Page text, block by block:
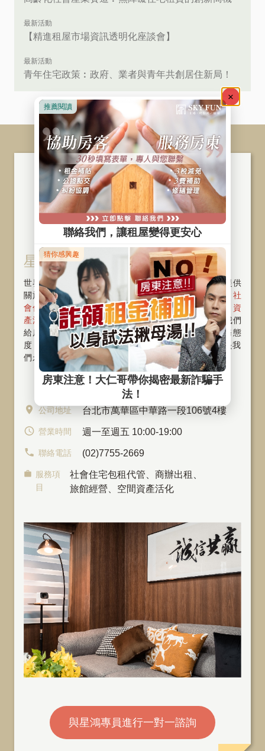
最新活動
【精進租屋市場資訊透明化座談會】
最新活動
青年住宅政策︰政府、業者與青年共創居住新局！
星鴻 ‧ 星華股份有限公司
世界再大也要回家，SKY FUN為您打造幸福家！我們提供
關於房屋物件〝租、管、售〞一條龍的整合服務，從
社
會住宅 、 包租代管 、 代租代管 、 物業管理 、
資
產活化 、 旅館經營 與 商辦出租 。好的服務，是我們
給房東及房客最重要的承諾 ! 將以專業、親切的服務態
度，提供您高品質的服務。〝堅持誠信，專注本業〞是我
們永續經營的指標～歡迎隨時
與我們聯繫
公司地址 台北市萬華區中華路一段106號4樓
營業時間 週一至週五 10:00-19:00
聯絡電話 (02)7755-2669
服務項
目
社會住宅包租代管 、商辦出租
旅館經營、空間資產活化
與星鴻專員進行一對一諮詢